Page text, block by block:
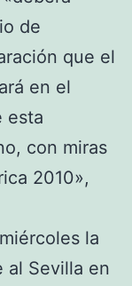
de
que el
en el
esta
con miras
2010»,
la
al Sevilla en